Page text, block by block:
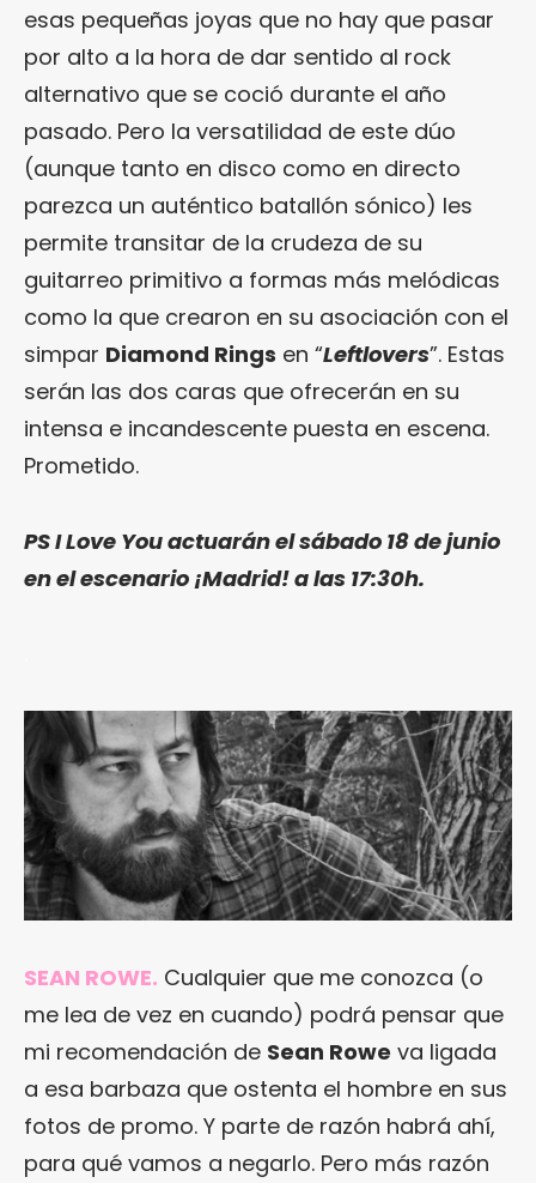
esas pequeñas joyas que no hay que pasar
por alto a la hora de dar sentido al rock
alternativo que se coció durante el año
pasado. Pero la versatilidad de este dúo
(aunque tanto en disco como en directo
parezca un auténtico batallón sónico) les
permite transitar de la crudeza de su
guitarreo primitivo a formas más melódicas
como la que crearon en su asociación con el
simpar Diamond Rings en “Leftlovers”. Estas
serán las dos caras que ofrecerán en su
intensa e incandescente puesta en escena.
Prometido.
PS I Love Youactuarán el sábado 18 de junio
en el escenario ¡Madrid! a las 17:30h.
SEAN ROWE. Cualquier que me conozca (o
me lea de vez en cuando) podrá pensar que
mi recomendación de Sean Rowe va ligada
a esa barbaza que ostenta el hombre en sus
fotos de promo. Y parte de razón habrá ahí,
para qué vamos a negarlo. Pero más razón